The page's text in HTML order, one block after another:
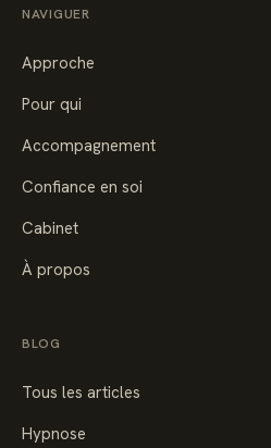
NAVIGUER
Approche
Pour qui
Accompagnement
Confiance en soi
Cabinet
À propos
BLOG
Tous les articles
Hypnose